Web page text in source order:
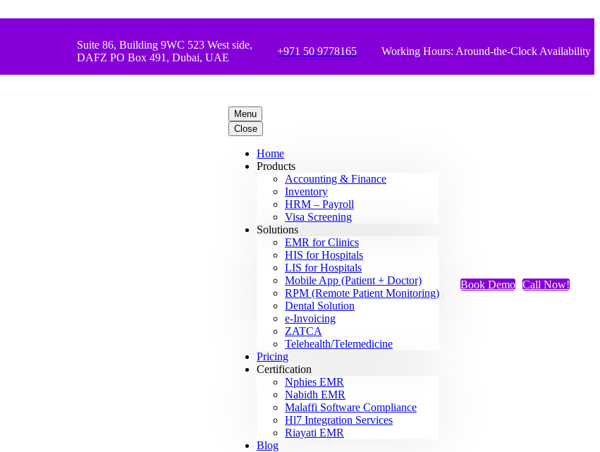
Suite 86, Building 9WC 523 West side,
DAFZ PO Box 491, Dubai, UAE
+971 50 9778165 Working Hours: Around-the-Clock Availability
Menu
Close
Home
Products
Accounting & Finance
Inventory
HRM – Payroll
Visa Screening
Solutions
EMR for Clinics
HIS for Hospitals
LIS for Hospitals
Mobile App (Patient + Doctor)
RPM (Remote Patient Monitoring)
Dental Solution
e-Invoicing
ZATCA
Telehealth/Telemedicine
Pricing
Certification
Nphies EMR
Nabidh EMR
Malaffi Software Compliance
Hl7 Integration Services
Riayati EMR
Blog
Book Demo Call Now!